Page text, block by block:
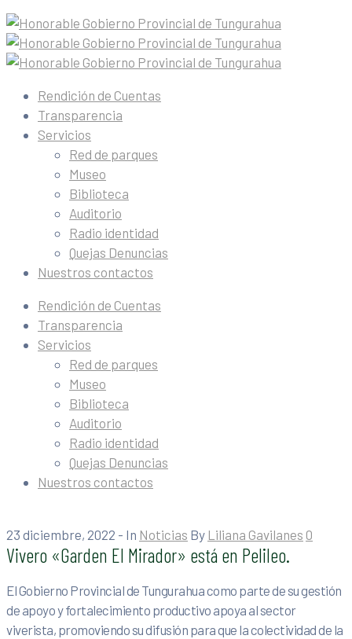
Rendición de Cuentas
Transparencia
Servicios
Red de parques
Museo
Biblioteca
Auditorio
Radio identidad
Quejas Denuncias
Nuestros contactos
Rendición de Cuentas
Transparencia
Servicios
Red de parques
Museo
Biblioteca
Auditorio
Radio identidad
Quejas Denuncias
Nuestros contactos
23 diciembre, 2022 - In Noticias By Liliana Gavilanes 0
Vivero «Garden El Mirador» está en Pelileo.
El Gobierno Provincial de Tungurahua como parte de su gestión
de apoyo y fortalecimiento productivo apoya al sector
viverista, promoviendo su difusión para que la colectividad de la